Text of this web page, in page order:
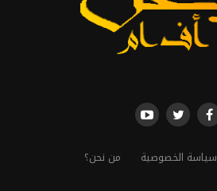
سياسة الخصوصية من نحن؟